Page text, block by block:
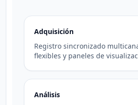
Adquisición
Registro sincronizado
flexibles y paneles de
Análisis